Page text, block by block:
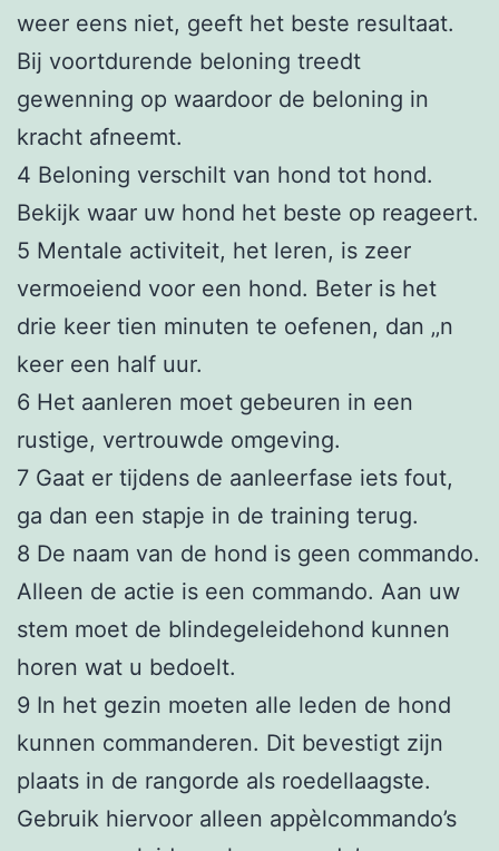
weer eens niet, geeft het beste resultaat.
Bij voortdurende beloning treedt
gewenning op waardoor de beloning in
kracht afneemt.
4 Beloning verschilt van hond tot hond.
Bekijk waar uw hond het beste op reageert.
5 Mentale activiteit, het leren, is zeer
vermoeiend voor een hond. Beter is het
drie keer tien minuten te oefenen, dan ‚‚n
keer een half uur.
6 Het aanleren moet gebeuren in een
rustige, vertrouwde omgeving.
7 Gaat er tijdens de aanleerfase iets fout,
ga dan een stapje in de training terug.
8 De naam van de hond is geen commando.
Alleen de actie is een commando. Aan uw
stem moet de blindegeleidehond kunnen
horen wat u bedoelt.
9 In het gezin moeten alle leden de hond
kunnen commanderen. Dit bevestigt zijn
plaats in de rangorde als roedellaagste.
Gebruik hiervoor alleen appèlcommando’s